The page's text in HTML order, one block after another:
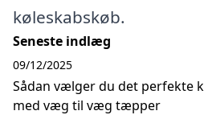
køleskabskøb.
Seneste indlæg
Sådan vælger du det perfekte
med væg til væg tæpper
09/12/2025